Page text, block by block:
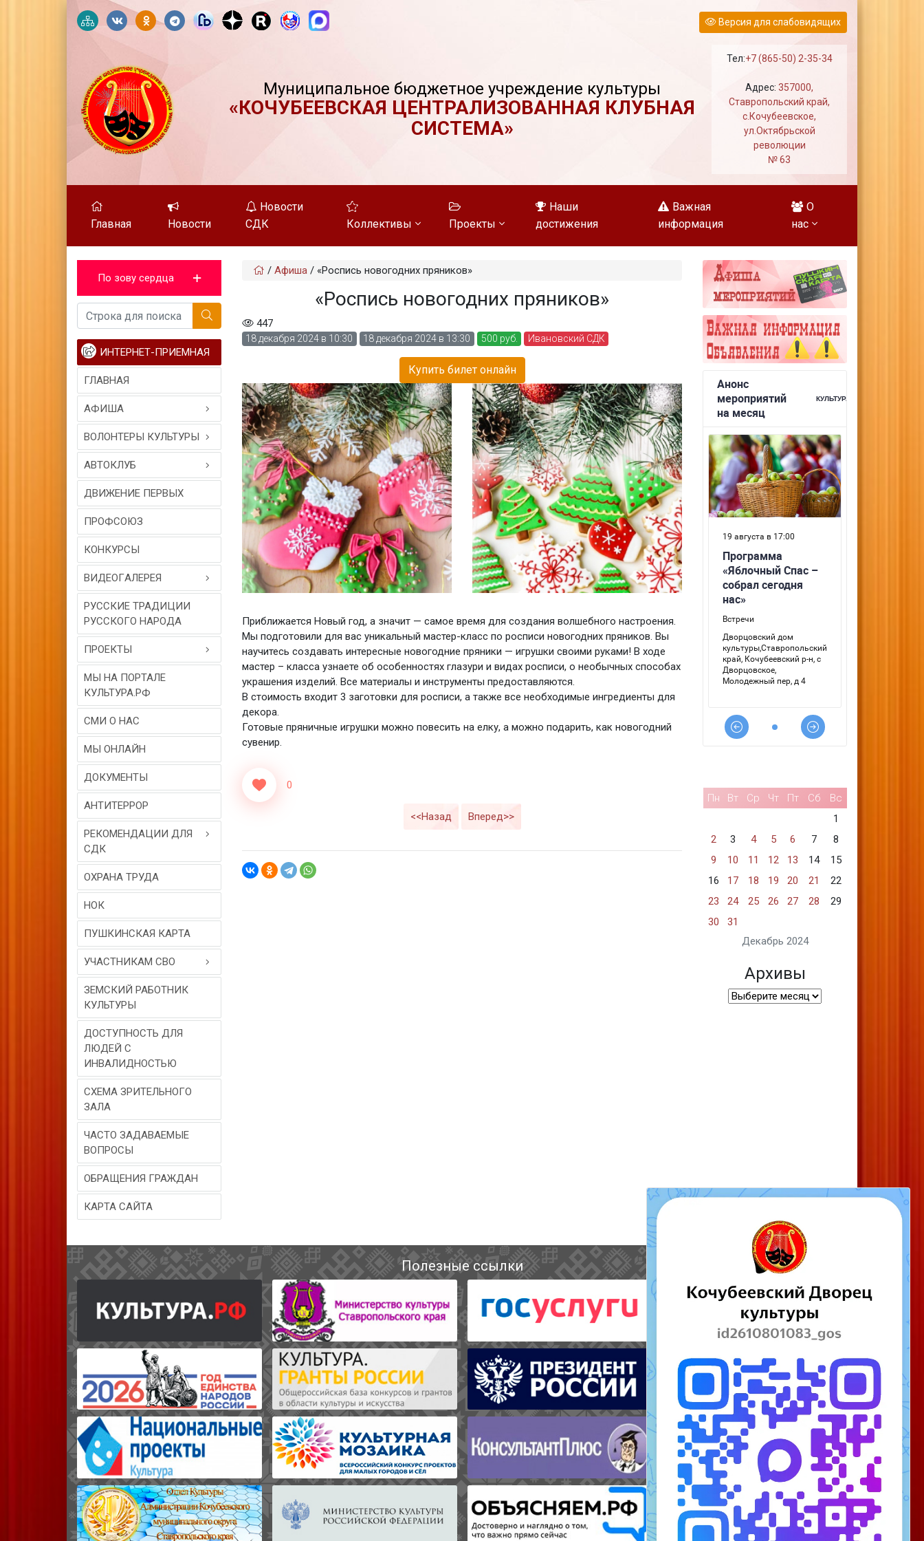
Версия для слабовидящих
Муниципальное бюджетное учреждение культуры
«КОЧУБЕЕВСКАЯ ЦЕНТРАЛИЗОВАННАЯ КЛУБНАЯ
СИСТЕМА»
Тел:+7 (865-50) 2-35-34
Адрес:357000,
Ставропольский край,
с.Кочубеевское,
ул.Октябрьской
революции
№ 63
Главная Новости
Новости
СДК
Коллективы Проекты
Наши
достижения
Важная
информация
О
нас
По зову сердца
ИНТЕРНЕТ-ПРИЕМНАЯ
ГЛАВНАЯ
АФИША
ВОЛОНТЕРЫ КУЛЬТУРЫ
АВТОКЛУБ
ДВИЖЕНИЕ ПЕРВЫХ
ПРОФСОЮЗ
КОНКУРСЫ
ВИДЕОГAЛЕРЕЯ
РУССКИЕ ТРАДИЦИИ
РУССКОГО НАРОДА
ПРОЕКТЫ
МЫ НА ПОРТАЛЕ
КУЛЬТУРА.РФ
СМИ О НАС
МЫ ОНЛАЙН
ДОКУМЕНТЫ
АНТИТЕРРОР
РЕКОМЕНДАЦИИ ДЛЯ
СДК
ОХРАНА ТРУДА
НОК
ПУШКИНСКАЯ КАРТА
УЧАСТНИКАМ СВО
ЗЕМСКИЙ РАБОТНИК
КУЛЬТУРЫ
ДОСТУПНОСТЬ ДЛЯ
ЛЮДЕЙ С
ИНВАЛИДНОСТЬЮ
СХЕМА ЗРИТЕЛЬНОГО
ЗАЛА
ЧАСТО ЗАДАВАЕМЫЕ
ВОПРОСЫ
ОБРАЩЕНИЯ ГРАЖДАН
КАРТА САЙТА
/ Афиша/ «Роспись новогодних пряников»
«Роспись новогодних пряников»
447
18 декабря 2024 в 10:30 18 декабря 2024 в 13:30 500 руб. Ивановский СДК
Купить билет онлайн
Приближается Новый год, а значит — самое время для создания волшебного настроения.
Мы подготовили для вас уникальный мастер-класс по росписи новогодних пряников. Вы
научитесь создавать интересные новогодние пряники — игрушки своими руками! В ходе
мастер – класса узнаете об особенностях глазури и видах росписи, о необычных способах
украшения изделий. Все материалы и инструменты предоставляются.
В стоимость входит 3 заготовки для росписи, а также все необходимые ингредиенты для
декора.
Готовые пряничные игрушки можно повесить на елку, а можно подарить, как новогодний
сувенир.
0
<<Назад Вперед>>
Декабрь 2024
Пн Вт Ср Чт Пт Сб
Вс
1
2
3 4 5 6 7
8
9
10 11 12 13 14
15
16
17 18 19 20 21
22
23
24 25 26 27 28
29
30
31
Архивы
Архивы
Полезные ссылки